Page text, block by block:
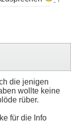
die jenigen
wollte keine
rüber.
für die Info